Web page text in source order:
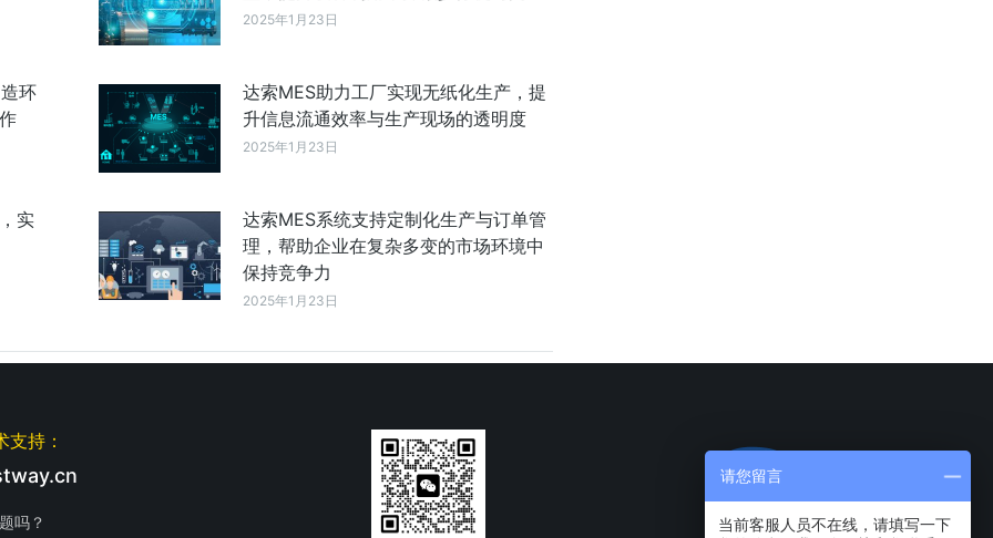
2025年1月23日
环
达索MES助力工厂实现无纸化生产，提
升信息流通效率与生产现场的透明度
2025年1月23日
实
达索MES系统支持定制化生产与订单管
理，帮助企业在复杂多变的市场环境中
保持竞争力
2025年1月23日
支持：
吗？
请您留言
当前客服人员不在线，请填写一下